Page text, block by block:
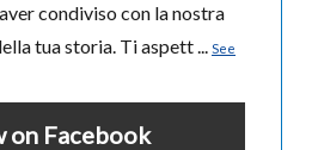
condiviso con la nostra
tua storia. Ti aspett... See
on Facebook